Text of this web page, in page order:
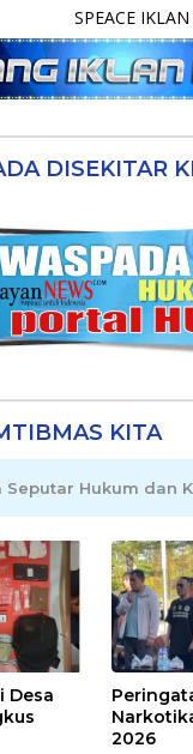
IKLAN HUB.
DISEKITAR
KITA
Hukum dan
Desa
2026